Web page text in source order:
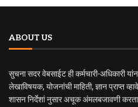
ABOUT US
सुचना सदर वेबसाईट ही कर्मचारी-अधिकारी
लेखाविषयक, योजनांची माहिती, ज्ञान प्राप्त
शासन निर्देशां नुसार अचूक अंमलबजावणी करता